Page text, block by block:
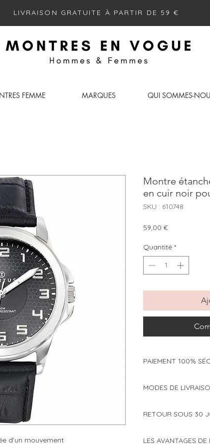
LIVRAISON GRATUITE À PARTIR DE 59 €
FEMME MARQUES QUI SOMMES-
d’un mouvement
Montre
en cuir noir
SKU : 610748
59,00 €Prix
Quantité *
PAIEMENT 100%
Paypal
Toutes les
MODES DE
ou en point relais
RETOUR SOUS 30
nous, le client est
LES AVANTAGES